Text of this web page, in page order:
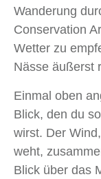
Wanderung
Conservation
Wetter zu
Nässe äußerst
Einmal oben
Blick, den du
wirst. Der
weht,
Blick über das